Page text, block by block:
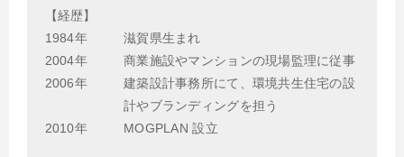
【経歴】
1984年
滋賀県生まれ
2004年
商業施設やマンションの現場監理に従事
2006年
建築設計事務所にて、環境共生住宅の設
計やブランディングを担う
2010年
MOGPLAN 設立